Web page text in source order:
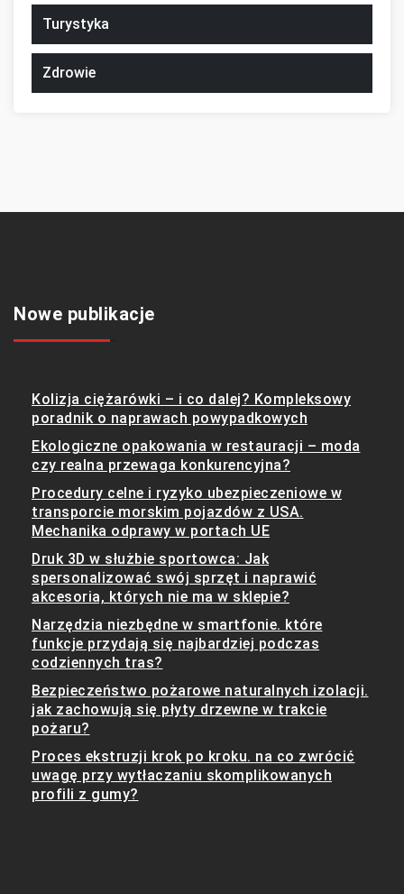
Turystyka
Zdrowie
Nowe publikacje
Kolizja ciężarówki – i co dalej? Kompleksowy
poradnik o naprawach powypadkowych
Ekologiczne opakowania w restauracji – moda
czy realna przewaga konkurencyjna?
Procedury celne i ryzyko ubezpieczeniowe w
transporcie morskim pojazdów z USA.
Mechanika odprawy w portach UE
Druk 3D w służbie sportowca: Jak
spersonalizować swój sprzęt i naprawić
akcesoria, których nie ma w sklepie?
Narzędzia niezbędne w smartfonie. które
funkcje przydają się najbardziej podczas
codziennych tras?
Bezpieczeństwo pożarowe naturalnych izolacji.
jak zachowują się płyty drzewne w trakcie
pożaru?
Proces ekstruzji krok po kroku. na co zwrócić
uwagę przy wytłaczaniu skomplikowanych
profili z gumy?